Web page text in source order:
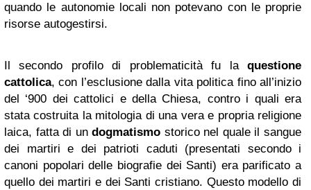
quando le autonomie locali non potevano con le proprie
risorse autogestirsi.
Il secondo profilo di problematicità fu la questione
cattolica, con l’esclusione dalla vita politica fino all’inizio
del ‘900 dei cattolici e della Chiesa, contro i quali era
stata costruita la mitologia di una vera e propria religione
laica, fatta di undogmatismo storico nel quale il sangue
dei martiri e dei patrioti caduti (presentati secondo i
canoni popolari delle biografie dei Santi) era parificato a
quello dei martiri e dei Santi cristiano. Questo modello di